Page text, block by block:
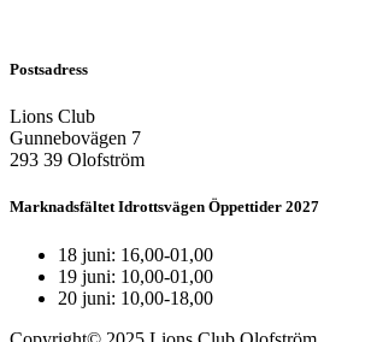
Postsadress
Lions Club
Gunnebovägen 7
293 39 Olofström
Marknadsfältet Idrottsvägen Öppettider 2027
18 juni: 16,00-01,00
19 juni: 10,00-01,00
20 juni: 10,00-18,00